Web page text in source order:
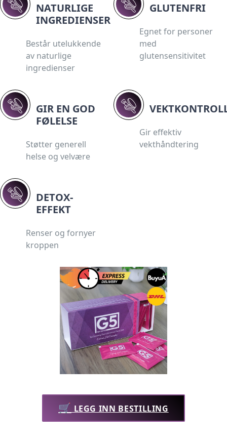
NATURLIGE
INGREDIENSER
Består utelukkende
av naturlige
ingredienser
GLUTENFRI
Egnet for personer
med
glutensensitivitet
GIR EN GOD
FØLELSE
Støtter generell
helse og velvære
Gir effektiv
vekthåndtering
DETOX-
EFFEKT
Renser og fornyer
kroppen
🛒 LEGG INN BESTILLING